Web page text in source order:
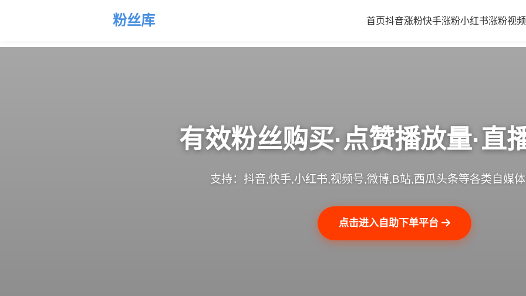
粉丝库 首页抖音涨粉快手涨粉小红书涨粉视
有效粉丝购买·点赞播放量·直
支持：抖音,快手,小红书,视频号,微博,B站,西瓜头条等各类自媒
点击进入自助下单平台